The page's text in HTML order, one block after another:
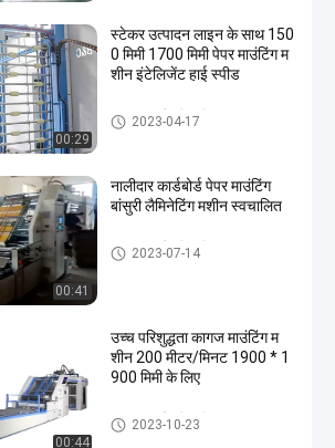
00:29
स्टेकर उत्पादन लाइन के साथ 150
0 मिमी 1700 मिमी पेपर माउंटिंग म
शीन इंटेलिजेंट हाई स्पीड
कागज लगाने की मशीन
2023-04-17
00:41
नालीदार कार्डबोर्ड पेपर माउंटिंग
बांसुरी लैमिनेटिंग मशीन स्वचालित
कागज लगाने की मशीन
2023-07-14
00:44
उच्च परिशुद्धता कागज माउंटिंग म
शीन 200 मीटर/मिनट 1900 * 1
900 मिमी के लिए
कागज लगाने की मशीन
2023-10-23